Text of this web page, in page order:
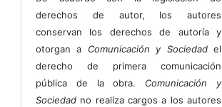
derechos de autor, los autores
conservan los derechos de autoría y
otorgan a Comunicación y Sociedadel
derecho de primera comunicación
pública de la obra. Comunicación y
Sociedad no realiza cargos a los autores